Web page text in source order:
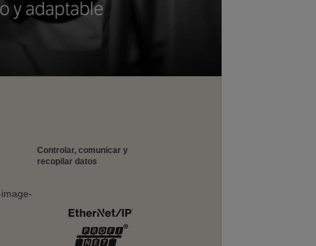
Controlar, comunicar y
recopilar datos